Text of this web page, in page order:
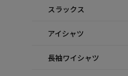
スラックス
アイシャツ
長袖ワイシャツ